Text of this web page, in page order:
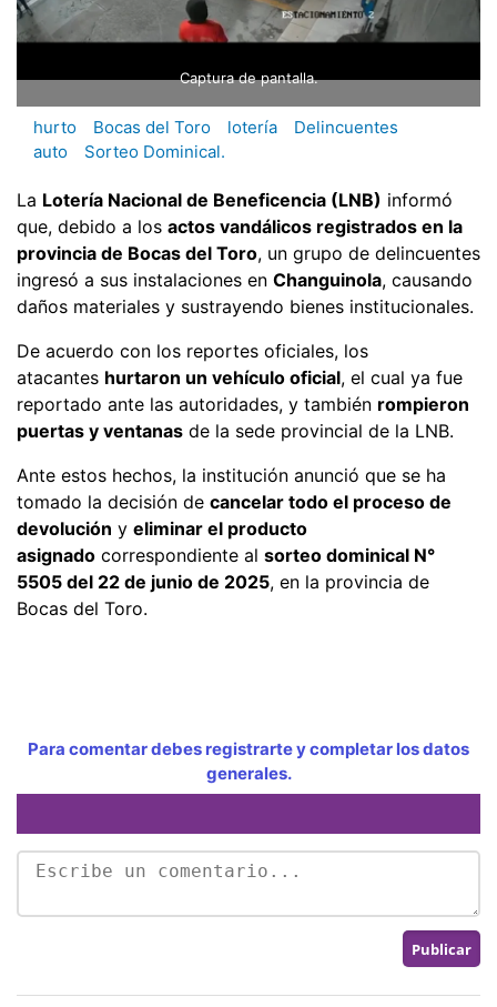
Captura de pantalla.
hurto Bocas del Toro lotería
Delincuentes
auto
Sorteo Dominical.
La Lotería Nacional de Beneficencia (LNB) informó
que, debido a los actos vandálicos registrados en la
provincia de Bocas del Toro, un grupo de delincuentes
ingresó a sus instalaciones en Changuinola, causando
daños materiales y sustrayendo bienes institucionales.
De acuerdo con los reportes oficiales, los
atacantes hurtaron un vehículo oficial, el cual ya fue
reportado ante las autoridades, y también rompieron
puertas y ventanas de la sede provincial de la LNB.
Ante estos hechos, la institución anunció que se ha
tomado la decisión de cancelar todo el proceso de
devolución y eliminar el producto
asignado correspondiente al sorteo dominical N°
5505 del 22 de junio de 2025, en la provincia de
Bocas del Toro.
Para comentar debes registrarte y completar los datos
generales.